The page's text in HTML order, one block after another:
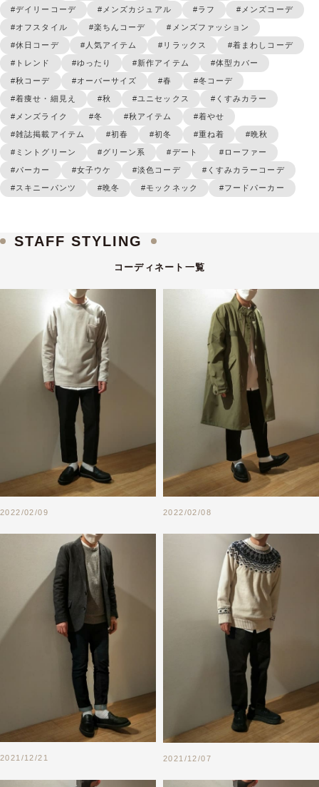
#デイリーコーデ #メンズカジュアル #ラフ #メンズコーデ
#オフスタイル #楽ちんコーデ #メンズファッション
#休日コーデ #人気アイテム #リラックス #着まわしコーデ
#トレンド #ゆったり #新作アイテム #体型カバー
#秋コーデ #オーバーサイズ #春 #冬コーデ
#着痩せ・細見え #秋 #ユニセックス #くすみカラー
#メンズライク #冬 #秋アイテム #着やせ
#雑誌掲載アイテム #初春 #初冬 #重ね着 #晩秋
#ミントグリーン #グリーン系 #デート #ローファー
#パーカー #女子ウケ #淡色コーデ #くすみカラーコーデ
#スキニーパンツ #晩冬 #モックネック #フードパーカー
STAFF STYLING
コーディネート一覧
2022/02/09 2022/02/08
2021/12/21 2021/12/07